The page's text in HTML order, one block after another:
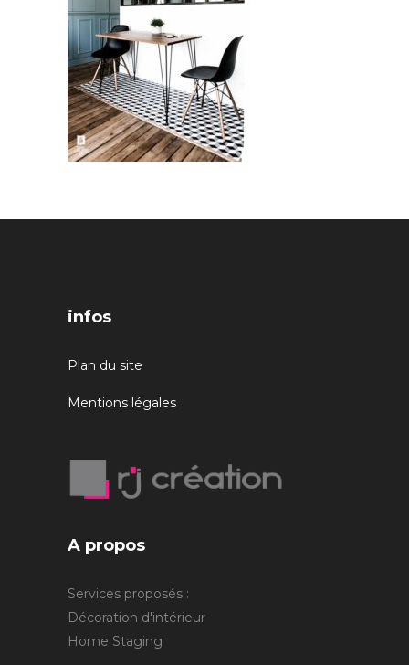
infos
Plan du site
Mentions légales
A propos
Services proposés :
Décoration d'intérieur
Home Staging